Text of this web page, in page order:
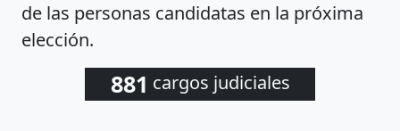
de las personas candidatas en la próxima
elección.
881 cargos judiciales